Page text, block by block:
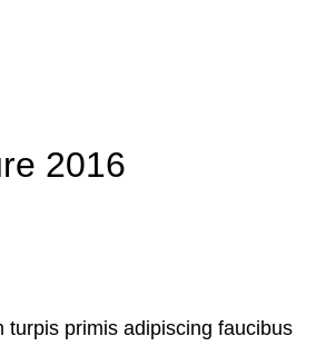
2016
primis adipiscing faucibus